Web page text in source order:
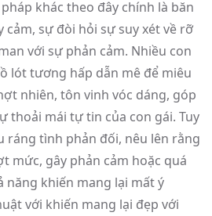
khác theo đây chính là băn
sự đòi hỏi sự suy xét về rỡ
với sự phản cảm. Nhiều con
lót tương hấp dẫn mê để miêu
nhiên, tôn vinh vóc dáng, góp
thoải mái tự tin của con gái. Tuy
ráng tình phản đối, nêu lên rằng
mức, gây phản cảm hoặc quá
khiến mang lại mất ý
với khiến mang lại đẹp với